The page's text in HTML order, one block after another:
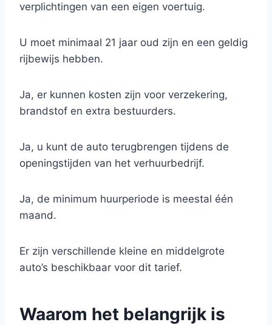
verplichtingen van een eigen voertuig.
U moet minimaal 21 jaar oud zijn en een geldig
rijbewijs hebben.
Ja, er kunnen kosten zijn voor verzekering,
brandstof en extra bestuurders.
Ja, u kunt de auto terugbrengen tijdens de
openingstijden van het verhuurbedrijf.
Ja, de minimum huurperiode is meestal één
maand.
Er zijn verschillende kleine en middelgrote
auto’s beschikbaar voor dit tarief.
Waarom het belangrijk is